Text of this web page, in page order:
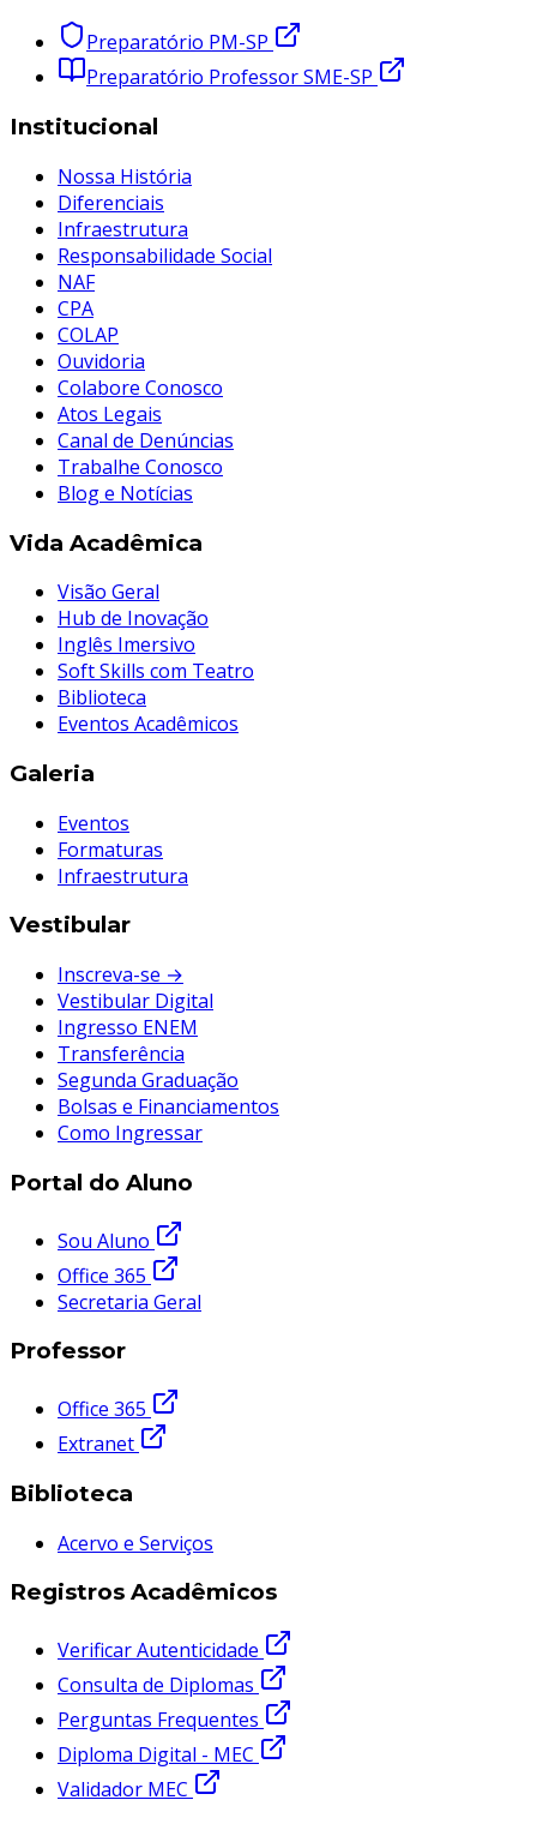
Preparatório PM-SP
Preparatório Professor SME-SP
Institucional
Nossa História
Diferenciais
Infraestrutura
Responsabilidade Social
NAF
CPA
COLAP
Ouvidoria
Colabore Conosco
Atos Legais
Canal de Denúncias
Trabalhe Conosco
Blog e Notícias
Vida Acadêmica
Visão Geral
Hub de Inovação
Inglês Imersivo
Soft Skills com Teatro
Biblioteca
Eventos Acadêmicos
Galeria
Eventos
Formaturas
Infraestrutura
Vestibular
Inscreva-se →
Vestibular Digital
Ingresso ENEM
Transferência
Segunda Graduação
Bolsas e Financiamentos
Como Ingressar
Portal do Aluno
Sou Aluno
Office 365
Secretaria Geral
Professor
Office 365
Extranet
Biblioteca
Acervo e Serviços
Registros Acadêmicos
Verificar Autenticidade
Consulta de Diplomas
Perguntas Frequentes
Diploma Digital - MEC
Validador MEC